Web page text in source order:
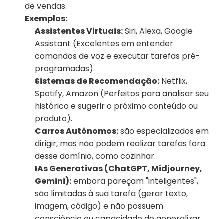
de vendas.
Exemplos:
Assistentes Virtuais: Siri, Alexa, Google
Assistant (Excelentes em entender
comandos de voz e executar tarefas pré-
programadas).
Sistemas de Recomendação: Netflix,
Spotify, Amazon (Perfeitos para analisar seu
histórico e sugerir o próximo conteúdo ou
produto).
Carros Autônomos: são especializados em
dirigir, mas não podem realizar tarefas fora
desse domínio, como cozinhar.
IAs Generativas (ChatGPT, Midjourney,
Gemini): embora pareçam "inteligentes",
são limitadas à sua tarefa (gerar texto,
imagem, código) e não possuem